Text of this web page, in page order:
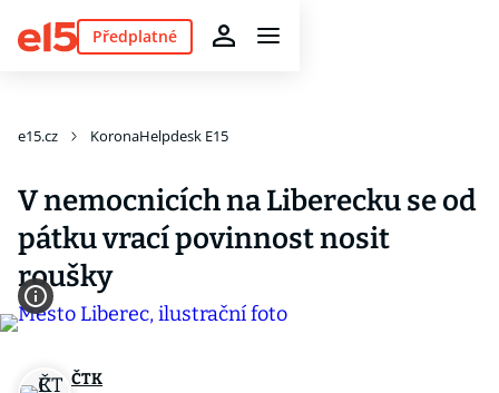
Předplatné
e15.cz KoronaHelpdesk E15
V nemocnicích na Liberecku se od
pátku vrací povinnost nosit
roušky
ČTK